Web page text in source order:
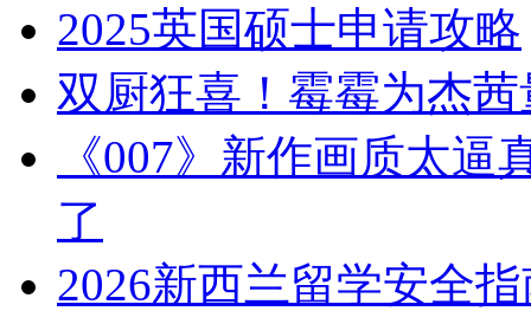
2025英国硕士申请攻略
双厨狂喜！霉霉为杰
《007》新作画质太
了
2026新西兰留学安全